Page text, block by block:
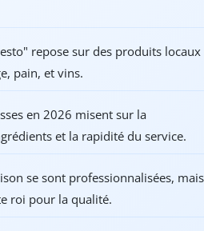
repose sur des produits locaux
pain, et vins.
en 2026 misent sur la
et la rapidité du service.
se sont professionnalisées, mais
roi pour la qualité.